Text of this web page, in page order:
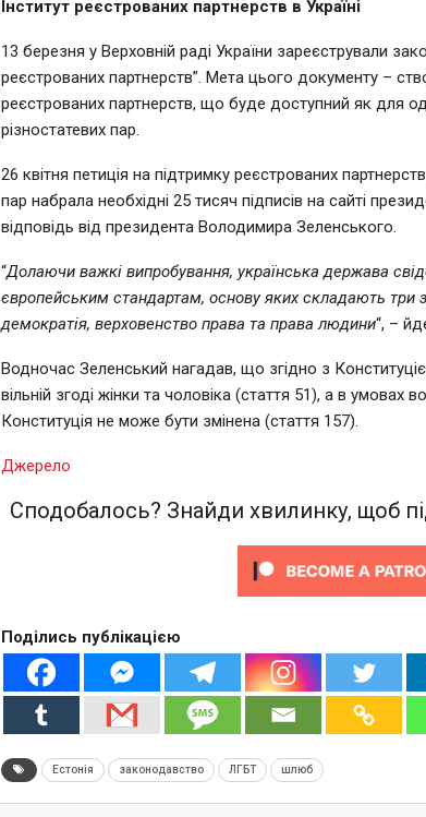
Інститут реєстрованих партнерств в Україні
13 березня у Верховній раді України зареєстрували
реєстрованих партнерств”. Мета цього документу –
реєстрованих партнерств, що буде доступний як для
різностатевих пар.
26 квітня петиція на підтримку реєстрованих
пар набрала необхідні 25 тисяч підписів на сайті
відповідь від президента Володимира Зеленського.
“Долаючи важкі випробування, українська держава
європейським стандартам, основу яких складають три
демократія, верховенство права та права людини“, –
Водночас Зеленський нагадав, що згідно з
вільній згоді жінки та чоловіка (стаття 51), а в умовах
Конституція не може бути змінена (стаття 157).
Джерело
Сподобалось? Знайди хвилинку, щоб
Поділись публікацією
Естонія законодавство ЛГБТ шлюб